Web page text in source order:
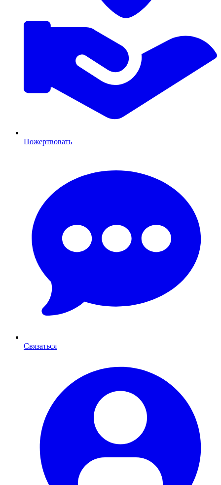
Пожертвовать
Связаться